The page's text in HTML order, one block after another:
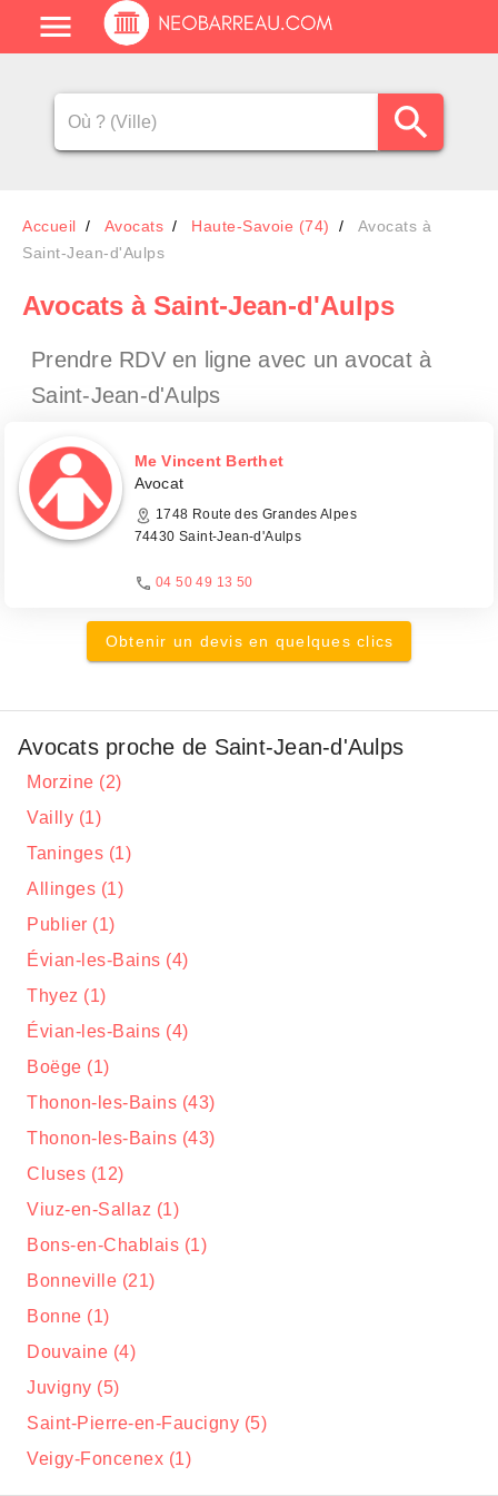
Accueil Avocats Haute-Savoie (74)
Avocats à
Saint-Jean-d'Aulps
Avocats à Saint-Jean-d'Aulps
Prendre RDV en ligne avec un avocat à
Saint-Jean-d'Aulps
Me Vincent Berthet
Avocat
1748 Route des Grandes Alpes
74430 Saint-Jean-d'Aulps
04 50 49 13 50
Obtenir un devis en quelques clics
Avocats proche de Saint-Jean-d'Aulps
Morzine (2)
Vailly (1)
Taninges (1)
Allinges (1)
Publier (1)
Évian-les-Bains (4)
Thyez (1)
Évian-les-Bains (4)
Boëge (1)
Thonon-les-Bains (43)
Thonon-les-Bains (43)
Cluses (12)
Viuz-en-Sallaz (1)
Bons-en-Chablais (1)
Bonneville (21)
Bonne (1)
Douvaine (4)
Juvigny (5)
Saint-Pierre-en-Faucigny (5)
Veigy-Foncenex (1)